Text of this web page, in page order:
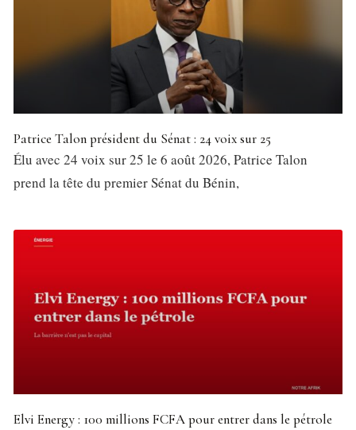
Patrice Talon président du Sénat : 24 voix sur 25
Élu avec 24 voix sur 25 le 6 août 2026, Patrice Talon
prend la tête du premier Sénat du Bénin,
Elvi Energy : 100 millions FCFA pour entrer dans le pétrole